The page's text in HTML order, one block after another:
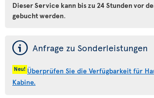
Dieser Service kann bis zu 24 Stunden vor
gebucht werden.
ý Anfrage zu Sonderleistungen
Neu! Überprüfen Sie die Verfügbarkeit für
Kabine.